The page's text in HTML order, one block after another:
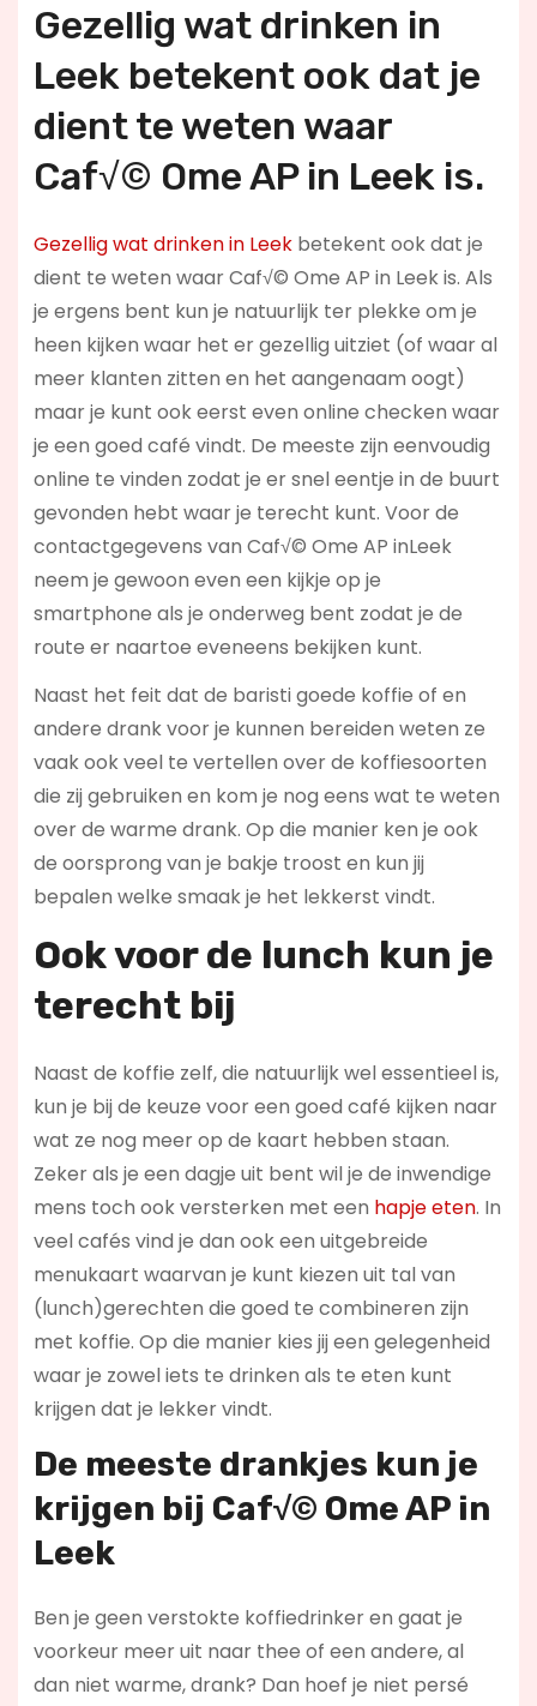
Gezellig wat drinken in
Leek betekent ook dat je
dient te weten waar
Caf√© Ome AP in Leek is.
Gezellig wat drinken in Leekbetekent ook dat je
dient te weten waar Caf√© Ome AP in Leek is. Als
je ergens bent kun je natuurlijk ter plekke om je
heen kijken waar het er gezellig uitziet (of waar al
meer klanten zitten en het aangenaam oogt)
maar je kunt ook eerst even online checken waar
je een goed café vindt. De meeste zijn eenvoudig
online te vinden zodat je er snel eentje in de buurt
gevonden hebt waar je terecht kunt. Voor de
contactgegevens van Caf√© Ome AP inLeek
neem je gewoon even een kijkje op je
smartphone als je onderweg bent zodat je de
route er naartoe eveneens bekijken kunt.
Naast het feit dat de baristi goede koffie of en
andere drank voor je kunnen bereiden weten ze
vaak ook veel te vertellen over de koffiesoorten
die zij gebruiken en kom je nog eens wat te weten
over de warme drank. Op die manier ken je ook
de oorsprong van je bakje troost en kun jij
bepalen welke smaak je het lekkerst vindt.
Ook voor de lunch kun je
terecht bij
Naast de koffie zelf, die natuurlijk wel essentieel is,
kun je bij de keuze voor een goed café kijken naar
wat ze nog meer op de kaart hebben staan.
Zeker als je een dagje uit bent wil je de inwendige
mens toch ook versterken met een hapje eten. In
veel cafés vind je dan ook een uitgebreide
menukaart waarvan je kunt kiezen uit tal van
(lunch)gerechten die goed te combineren zijn
met koffie. Op die manier kies jij een gelegenheid
waar je zowel iets te drinken als te eten kunt
krijgen dat je lekker vindt.
De meeste drankjes kun je
krijgen bij Caf√© Ome AP in
Leek
Ben je geen verstokte koffiedrinker en gaat je
voorkeur meer uit naar thee of een andere, al
dan niet warme, drank? Dan hoef je niet persé